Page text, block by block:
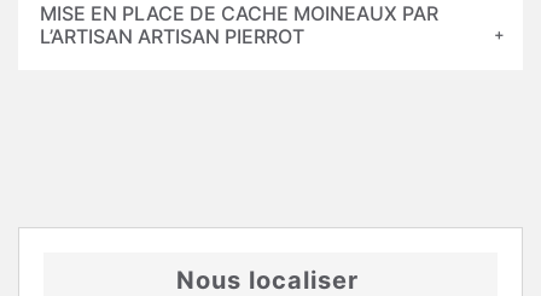
MISE EN PLACE DE CACHE MOINEAUX PAR
L’ARTISAN ARTISAN PIERROT
Nous localiser